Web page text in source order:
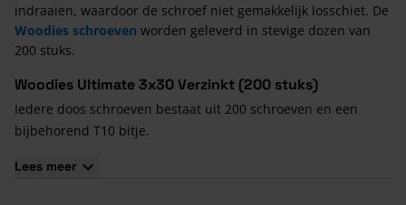
indraaien, waardoor de schroef niet gemakkelijk losschiet. De
Woodies schroeven worden geleverd in stevige dozen van
200 stuks.
Woodies Ultimate 3x30 Verzinkt (200 stuks)
Iedere doos schroeven bestaat uit 200 schroeven en een
bijbehorend T10 bitje.
De schroeven hebben een verzinkte coating.
Lees meer